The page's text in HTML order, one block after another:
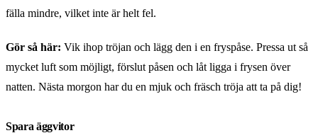
fälla mindre, vilket inte är helt fel.
Gör så här: Vik ihop tröjan och lägg den i en fryspåse. Pressa ut så
mycket luft som möjligt, förslut påsen och låt ligga i frysen över
natten. Nästa morgon har du en mjuk och fräsch tröja att ta på dig!
Spara äggvitor